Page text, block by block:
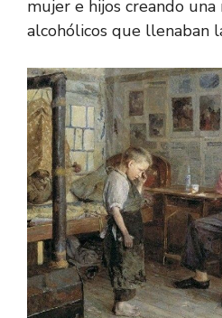
mujer e hijos creando
alcohólicos que llenaban